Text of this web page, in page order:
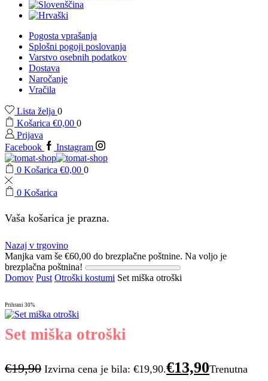
Pogosta vprašanja
Splošni pogoji poslovanja
Varstvo osebnih podatkov
Dostava
Naročanje
Vračila
Lista želja 0
Košarica €0,00 0
Prijava
Facebook
Instagram
0 Košarica €0,00 0
0 Košarica
Vaša košarica je prazna.
Nazaj v trgovino
Manjka vam še €60,00 do brezplačne poštnine. Na voljo je
brezplačna poštnina!
Domov Pust Otroški kostumi Set miška otroški
Prihrani 30%
Set miška otroški
€19,90 Izvirna cena je bila: €19,90.€13,90Trenutna